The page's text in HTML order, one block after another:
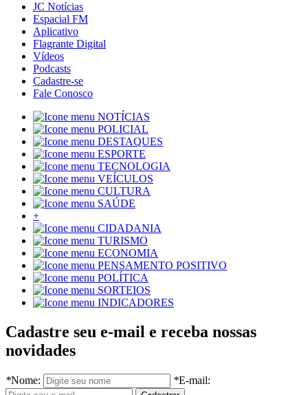
JC Notícias
Espacial FM
Aplicativo
Flagrante Digital
Vídeos
Podcasts
Cadastre-se
Fale Conosco
NOTÍCIAS
POLICIAL
DESTAQUES
ESPORTE
TECNOLOGIA
VEÍCULOS
CULTURA
SAÚDE
+
CIDADANIA
TURISMO
ECONOMIA
PENSAMENTO POSITIVO
POLÍTICA
SORTEIOS
INDICADORES
Cadastre seu e-mail e receba nossas
novidades
*Nome: *E-mail: